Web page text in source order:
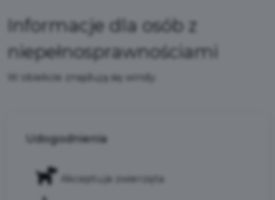
Informacje dla osób z
niepełnosprawnościami
W obiekcie znajdują się windy.
Udogodnienia
Akceptuje zwierzęta